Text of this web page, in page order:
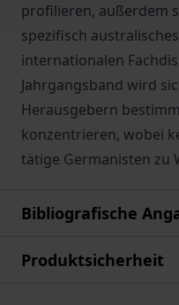
profilieren, außerdem
spezifisch
internationalen
Jahrgangsband wird
Herausgebern
konzentrieren, wobei
tätige Germanisten zu
Bibliografische
Produktsicherheit